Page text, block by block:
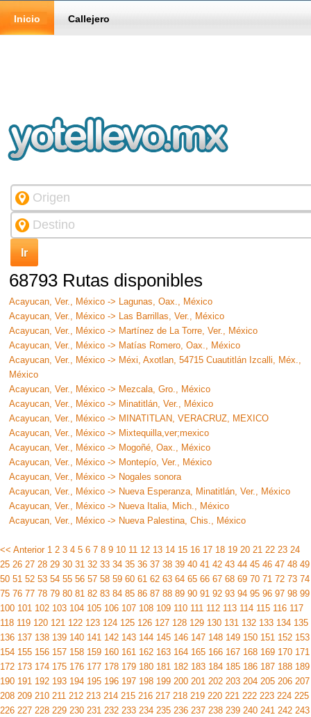
Inicio Callejero
68793 Rutas disponibles
Acayucan, Ver., México -> Lagunas, Oax., México
Acayucan, Ver., México -> Las Barrillas, Ver., México
Acayucan, Ver., México -> Martínez de La Torre, Ver., México
Acayucan, Ver., México -> Matías Romero, Oax., México
Acayucan, Ver., México -> Méxi, Axotlan, 54715 Cuautitlán Izcalli, Méx.,
México
Acayucan, Ver., México -> Mezcala, Gro., México
Acayucan, Ver., México -> Minatitlán, Ver., México
Acayucan, Ver., México -> MINATITLAN, VERACRUZ, MEXICO
Acayucan, Ver., México -> Mixtequilla,ver;mexico
Acayucan, Ver., México -> Mogoñé, Oax., México
Acayucan, Ver., México -> Montepío, Ver., México
Acayucan, Ver., México -> Nogales sonora
Acayucan, Ver., México -> Nueva Esperanza, Minatitlán, Ver., México
Acayucan, Ver., México -> Nueva Italia, Mich., México
Acayucan, Ver., México -> Nueva Palestina, Chis., México
<< Anterior 1 2 3 4 5 6 7 8 9 10 11 12 13 14 15 16 17 18 19 20 21 22 23 24
25 26 27 28 29 30 31 32 33 34 35 36 37 38 39 40 41 42 43 44 45 46 47 48 49
50 51 52 53 54 55 56 57 58 59 60 61 62 63 64 65 66 67 68 69 70 71 72 73 74
75 76 77 78 79 80 81 82 83 84 85 86 87 88 89 90 91 92 93 94 95 96 97 98 99
100 101 102 103 104 105 106 107 108 109 110 111 112 113 114 115 116 117
118 119 120 121 122 123 124 125 126 127 128 129 130 131 132 133 134 135
136 137 138 139 140 141 142 143 144 145 146 147 148 149 150 151 152 153
154 155 156 157 158 159 160 161 162 163 164 165 166 167 168 169 170 171
172 173 174 175 176 177 178 179 180 181 182 183 184 185 186 187 188 189
190 191 192 193 194 195 196 197 198 199 200 201 202 203 204 205 206 207
208 209 210 211 212 213 214 215 216 217 218 219 220 221 222 223 224 225
226 227 228 229 230 231 232 233 234 235 236 237 238 239 240 241 242 243